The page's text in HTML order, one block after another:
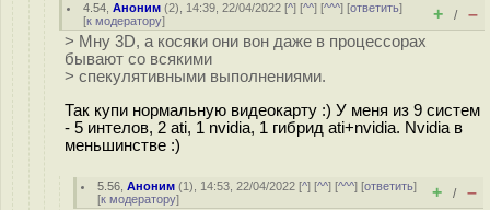
4.54 ,Аноним (2), 14:39, 22/04/2022 [^] [^^] [^^^] [ответить]
[к модератору] + / –
> Мну 3D, а косяки они вон даже в процессорах
бывают со всякими
> спекулятивными выполнениями.
Так купи нормальную видеокарту :) У меня из 9 систем
- 5 интелов, 2 ati, 1 nvidia, 1 гибрид ati+nvidia. Nvidia в
меньшинстве :)
5.56 ,Аноним (1), 14:53, 22/04/2022 [^] [^^] [^^^] [ответить]
[к модератору] + / –